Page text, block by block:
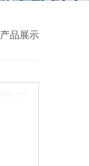
产品展示